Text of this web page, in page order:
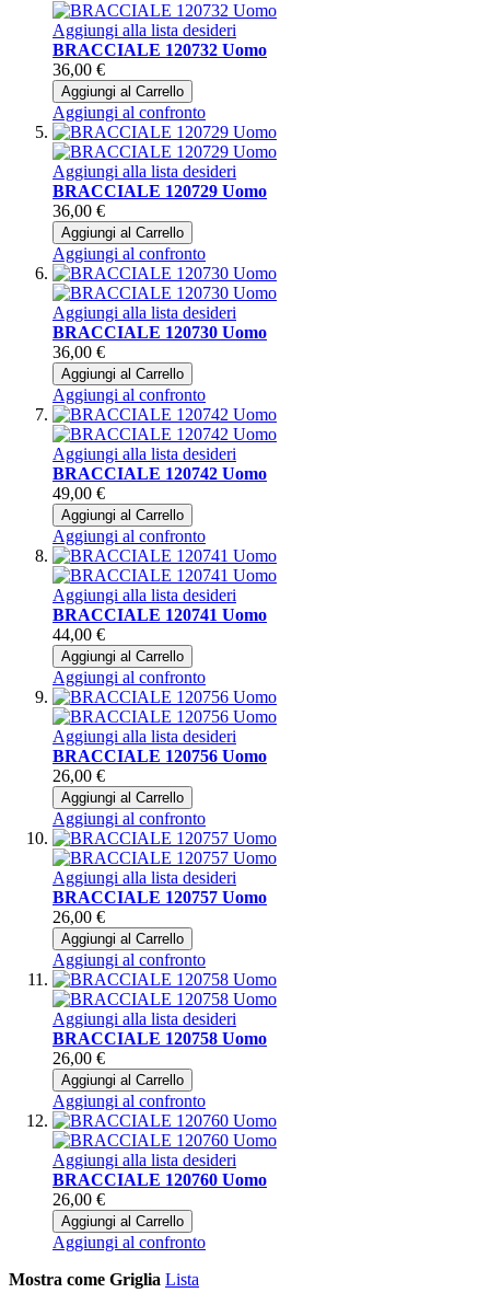
Aggiungi alla lista desideri
BRACCIALE 120732 Uomo
36,00 €
Aggiungi al Carrello
Aggiungi al confronto
Aggiungi alla lista desideri
BRACCIALE 120729 Uomo
36,00 €
Aggiungi al Carrello
Aggiungi al confronto
Aggiungi alla lista desideri
BRACCIALE 120730 Uomo
36,00 €
Aggiungi al Carrello
Aggiungi al confronto
Aggiungi alla lista desideri
BRACCIALE 120742 Uomo
49,00 €
Aggiungi al Carrello
Aggiungi al confronto
Aggiungi alla lista desideri
BRACCIALE 120741 Uomo
44,00 €
Aggiungi al Carrello
Aggiungi al confronto
Aggiungi alla lista desideri
BRACCIALE 120756 Uomo
26,00 €
Aggiungi al Carrello
Aggiungi al confronto
Aggiungi alla lista desideri
BRACCIALE 120757 Uomo
26,00 €
Aggiungi al Carrello
Aggiungi al confronto
Aggiungi alla lista desideri
BRACCIALE 120758 Uomo
26,00 €
Aggiungi al Carrello
Aggiungi al confronto
Aggiungi alla lista desideri
BRACCIALE 120760 Uomo
26,00 €
Aggiungi al Carrello
Aggiungi al confronto
Mostra come Griglia Lista